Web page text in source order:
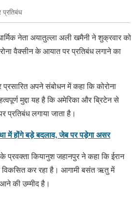
प्रतिबंध
नेता अयातुल्ला अली खमैनी ने शुक्रवार को
वैक्सीन के आयात पर प्रतिबंध लगाने का
अपने संबोधन में कहा कि कोरोना
मुद्दा यह है कि अमेरिका और ब्रिटेन से
प्रतिबंध लगाया जाता है।
में होंगे बड़े बदलाव, जेब पर पड़ेगा असर
प्रवक्ता कियानुश जहानपुर ने कहा कि ईरान
विकसित कर रहा है। आगामी बसंत ऋतु में
की उम्मीद है।